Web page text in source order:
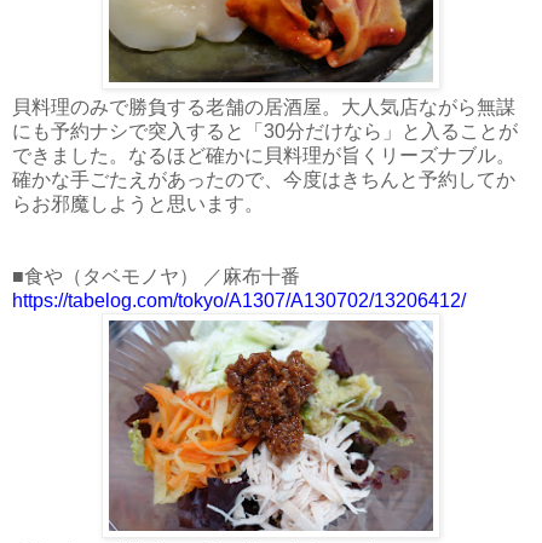
貝料理のみで勝負する老舗の居酒屋。大人気店ながら無謀
にも予約ナシで突入すると「30分だけなら」と入ることが
できました。なるほど確かに貝料理が旨くリーズナブル。
確かな手ごたえがあったので、今度はきちんと予約してか
らお邪魔しようと思います。
■食や（タベモノヤ） ／麻布十番
https://tabelog.com/tokyo/A1307/A130702/13206412/